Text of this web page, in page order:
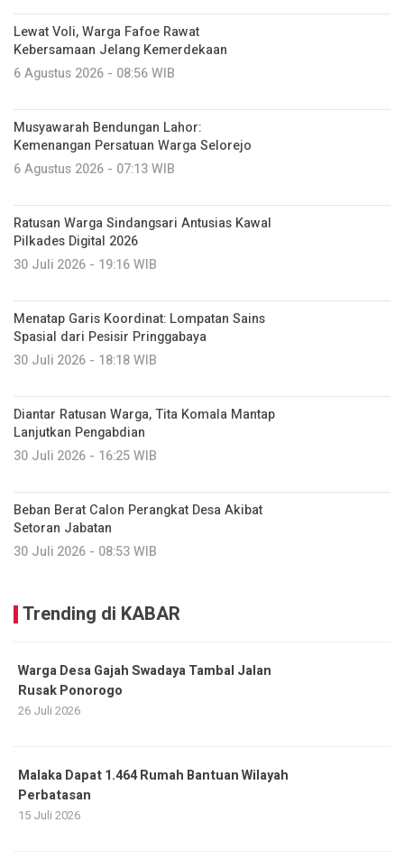
Lewat Voli, Warga Fafoe Rawat
Kebersamaan Jelang Kemerdekaan
6 Agustus 2026 - 08:56 WIB
Musyawarah Bendungan Lahor:
Kemenangan Persatuan Warga Selorejo
6 Agustus 2026 - 07:13 WIB
Ratusan Warga Sindangsari Antusias Kawal
Pilkades Digital 2026
30 Juli 2026 - 19:16 WIB
Menatap Garis Koordinat: Lompatan Sains
Spasial dari Pesisir Pringgabaya
30 Juli 2026 - 18:18 WIB
Diantar Ratusan Warga, Tita Komala Mantap
Lanjutkan Pengabdian
30 Juli 2026 - 16:25 WIB
Beban Berat Calon Perangkat Desa Akibat
Setoran Jabatan
30 Juli 2026 - 08:53 WIB
Trending di KABAR
Warga Desa Gajah Swadaya Tambal Jalan
Rusak Ponorogo
26 Juli 2026
Malaka Dapat 1.464 Rumah Bantuan Wilayah
Perbatasan
15 Juli 2026